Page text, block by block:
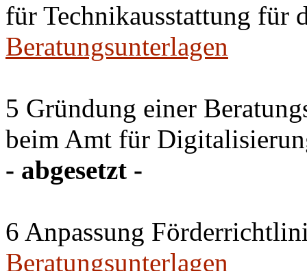
für Technikausstattung für
Beratungsunterlagen
5 Gründung einer
beim Amt für
- abgesetzt -
6 Anpassung
Beratungsunterlagen